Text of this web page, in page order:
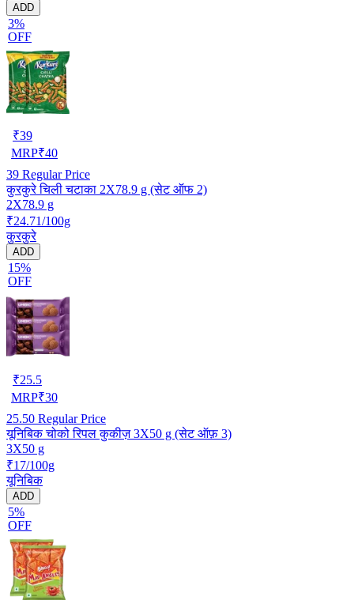
ADD
3%
OFF
₹39
MRP₹40
39 Regular Price
कुरकुरे चिली चटाका 2X78.9 g (सेट ऑफ 2)
2X78.9 g
₹24.71/100g
कुरकुरे
ADD
15%
OFF
₹25.5
MRP₹30
25.50 Regular Price
यूनिबिक चोको रिपल कुकीज़ 3X50 g (सेट ऑफ़ 3)
3X50 g
₹17/100g
यूनिबिक
ADD
5%
OFF